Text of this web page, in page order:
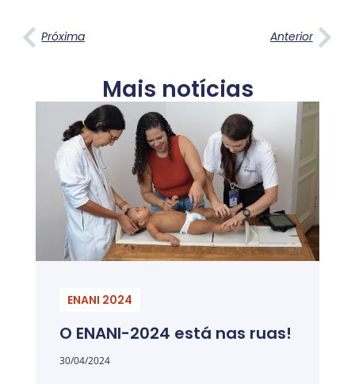
Próxima Anterior
Mais notícias
ENANI 2024
O ENANI-2024 está nas ruas!
30/04/2024